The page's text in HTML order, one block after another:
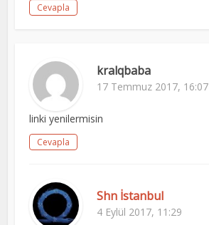
Cevapla
kralqbaba
17 Temmuz 2017, 16:07
linki yenilermisin
Cevapla
Shn İstanbul
4 Eylül 2017, 11:29